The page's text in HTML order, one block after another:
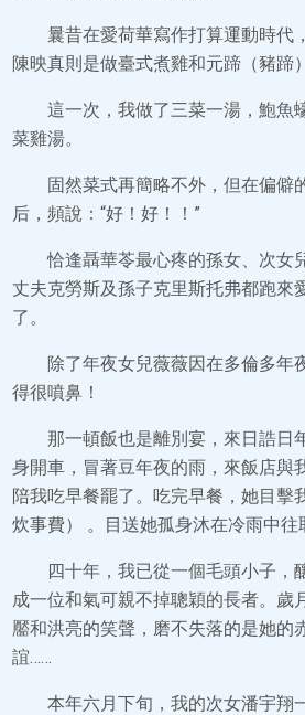
曩昔在愛荷華寫作打算運動時代
陳映真則是做臺式煮雞和元蹄（豬蹄
這一次，我做了三菜一湯，鮑魚
菜雞湯。
固然菜式再簡略不外，但在偏僻
后，頻說：“好！好！！”
恰逢聶華苓最心疼的孫女、次女
丈夫克勞斯及孫子克里斯托弗都跑來
了。
除了年夜女兒薇薇因在多倫多年
得很噴鼻！
那一頓飯也是離別宴，來日誥日
身開車，冒著豆年夜的雨，來飯店與
陪我吃早餐罷了。吃完早餐，她目擊
炊事費） 。目送她孤身沐在冷雨中往
四十年，我已從一個毛頭小子，
成一位和氣可親不掉聰穎的長者。歲
靨和洪亮的笑聲，磨不失落的是她的
誼……
本年六月下旬，我的次女潘宇翔